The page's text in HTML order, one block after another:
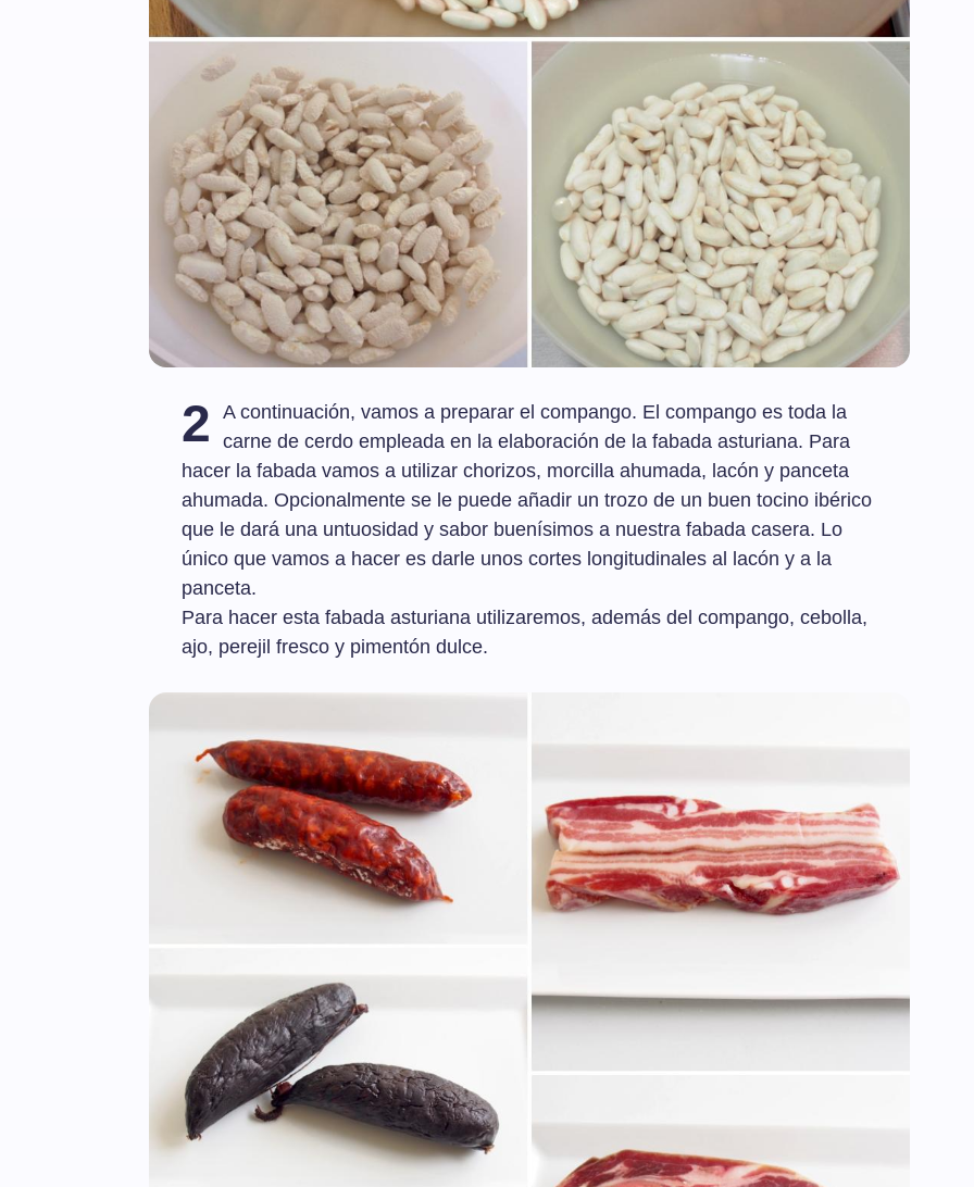
2
A continuación, vamos a preparar el compango. El compango es toda la
carne de cerdo empleada en la elaboración de la fabada asturiana. Para
hacer la fabada vamos a utilizar chorizos, morcilla ahumada, lacón y panceta
ahumada. Opcionalmente se le puede añadir un trozo de un buen tocino ibérico
que le dará una untuosidad y sabor buenísimos a nuestra fabada casera. Lo
único que vamos a hacer es darle unos cortes longitudinales al lacón y a la
panceta.
Para hacer esta fabada asturiana utilizaremos, además del compango, cebolla,
ajo, perejil fresco y pimentón dulce.